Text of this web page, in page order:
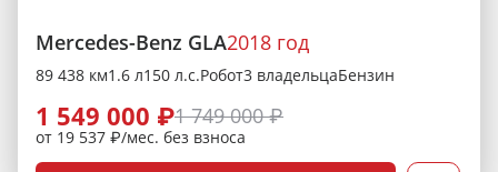
Mercedes-Benz GLA2018 год
89 438 км1.6 л150 л.с.Робот3 владельцаБензин
1 549 000 ₽1 749 000 ₽
от 19 537 ₽/мес. без взноса